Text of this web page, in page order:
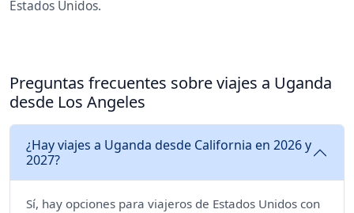
Estados Unidos.
Preguntas frecuentes sobre viajes a Uganda
desde Los Angeles
¿Hay viajes a Uganda desde California en 2026 y
2027?
Sí, hay opciones para viajeros de Estados Unidos con